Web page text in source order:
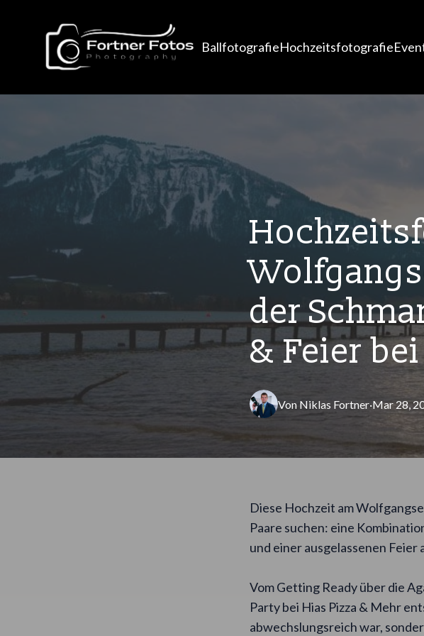
BallfotografieHochzeitsfotografie
der
& Feier
Mar 28,
·
Von Niklas Fortner
Diese Hochzeit am
Paare suchen: eine
und einer ausgelassenen Feier
Vom Getting Ready über die
Party bei Hias Pizza & Mehr
abwechslungsreich war,